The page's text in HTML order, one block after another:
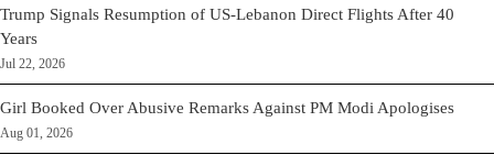
Trump Signals Resumption of US-Lebanon Direct Flights After 40
Years
Jul 22, 2026
Girl Booked Over Abusive Remarks Against PM Modi Apologises
Aug 01, 2026